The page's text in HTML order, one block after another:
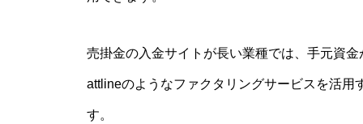
売掛金の入金サイトが長い業種では、手元資
attlineのようなファクタリングサービスを活
す。